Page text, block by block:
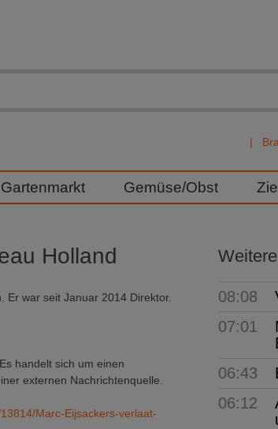
Gartenmarkt Gemüse/Obst
Holland
Er war seit Januar 2014 Direktor.
handelt sich um einen
externen Nachrichtenquelle.
Marc-Eijsackers-verlaat-
08:08
07:01
06:43
06:12